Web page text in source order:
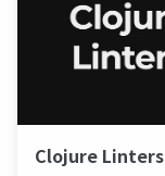
Clojure Linters